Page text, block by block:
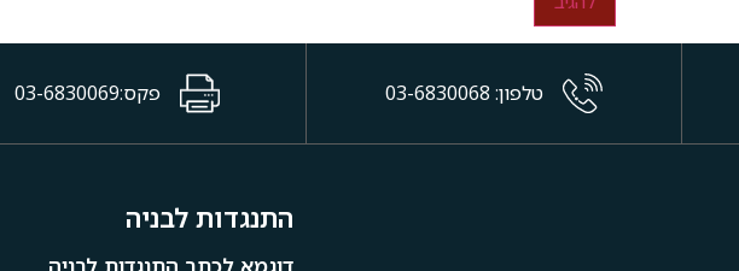
טלפון: 03-6830068 פקס:03-6830069
התנגדות לבניה